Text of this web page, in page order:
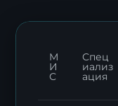
М
И
С
Спец
иализ
ация